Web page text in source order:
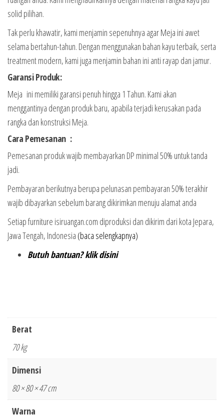
solid pilihan.
Tak perlu khawatir, kami menjamin sepenuhnya agar Meja ini awet
selama bertahun-tahun. Dengan menggunakan bahan kayu terbaik, serta
treatment modern, kami juga menjamin bahan ini anti rayap dan jamur.
Garansi Produk:
Meja ini memiliki garansi penuh hingga 1 Tahun. Kami akan
menggantinya dengan produk baru, apabila terjadi kerusakan pada
rangka dan konstruksi Meja.
Cara Pemesanan :
Pemesanan produk wajib membayarkan DP minimal 50% untuk tanda
jadi.
Pembayaran berikutnya berupa pelunasan pembayaran 50% terakhir
wajib dibayarkan sebelum barang dikirimkan menuju alamat anda
Setiap furniture isiruangan.com diproduksi dan dikirim dari kota Jepara,
Jawa Tengah, Indonesia (baca selengkapnya)
Butuh bantuan? klik disini
Berat
70 kg
Dimensi
80 × 80 × 47 cm
Warna